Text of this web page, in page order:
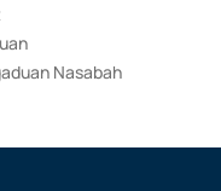
Nasabah